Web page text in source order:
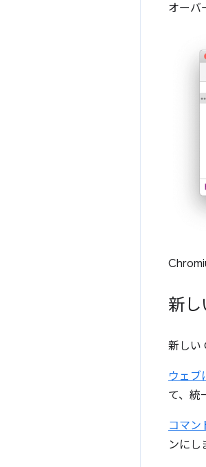
オーバ
新し
新しい
ウェブ
て、統
コマン
ンにし